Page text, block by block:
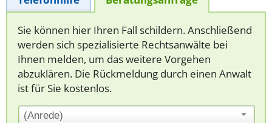
Sie können hier Ihren Fall schildern. Anschließend
werden sich spezialisierte Rechtsanwälte bei
Ihnen melden, um das weitere Vorgehen
abzuklären. Die Rückmeldung durch einen Anwalt
ist für Sie kostenlos.
(Anrede)